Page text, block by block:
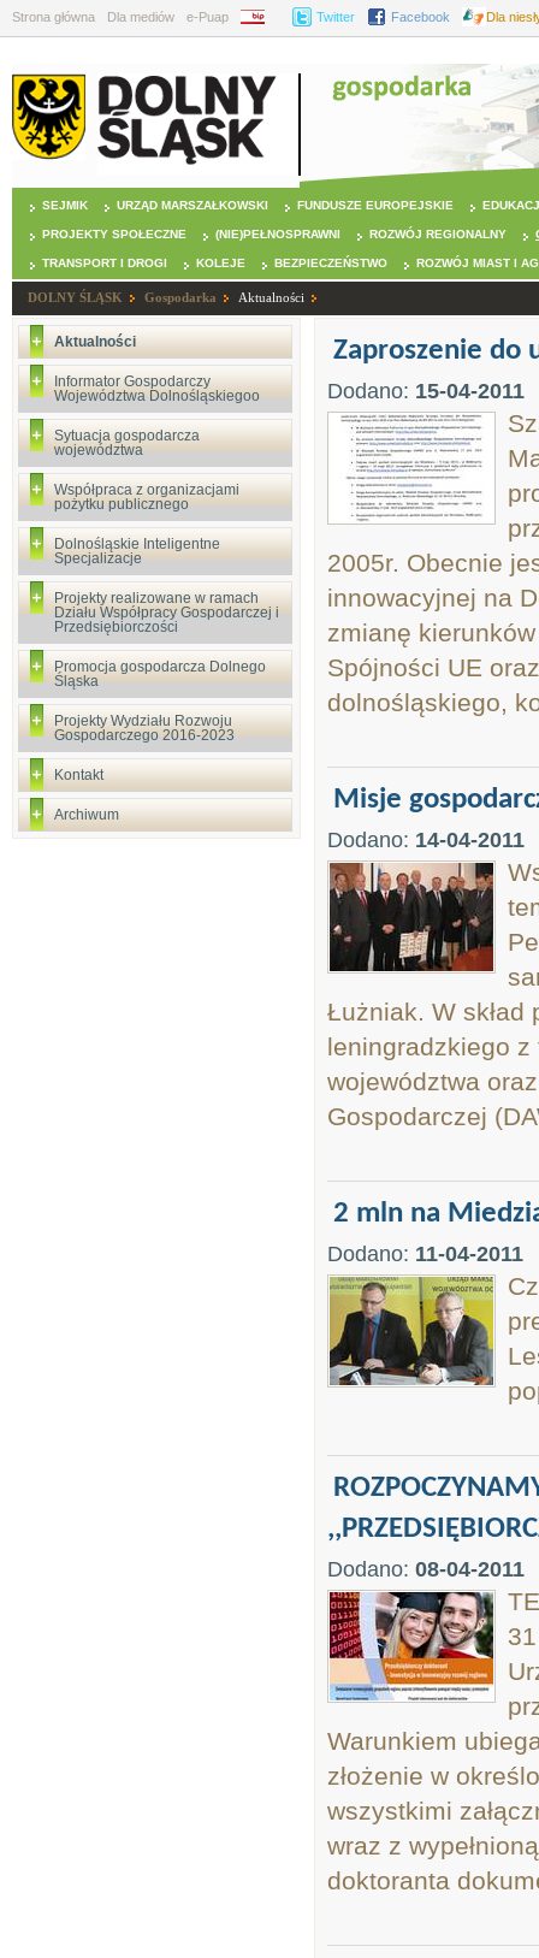
Strona główna Dla mediów e-Puap BIP Twitter Facebook Dla
SEJMIK URZĄD MARSZAŁKOWSKI FUNDUSZE EUROPEJSKIE
PROJEKTY SPOŁECZNE (NIE)PEŁNOSPRAWNI ROZWÓJ REGIONALNY
TRANSPORT I DROGI KOLEJE BEZPIECZEŃSTWO ROZWÓJ MIAST I
DOLNY ŚLĄSK Gospodarka Aktualności
Aktualności
Informator Gospodarczy
Województwa Dolnośląskiegoo
Sytuacja gospodarcza
województwa
Współpraca z organizacjami
pożytku publicznego
Dolnośląskie Inteligentne
Specjalizacje
Projekty realizowane w ramach
Działu Współpracy Gospodarczej i
Przedsiębiorczości
Promocja gospodarcza Dolnego
Śląska
Projekty Wydziału Rozwoju
Gospodarczego 2016-2023
Kontakt
Archiwum
Zaproszenie do
Dodano: 15-04-2011
2005r. Obecnie
innowacyjnej na
zmianę
Spójności UE
dolnośląskiego,
Misje
Dodano: 14-04-2011
Łużniak. W skład
leningradzkiego
województwa
Gospodarczej
2 mln na
Dodano: 11-04-2011
Dodano: 08-04-2011
Warunkiem
złożenie w
wszystkimi
wraz z
doktoranta